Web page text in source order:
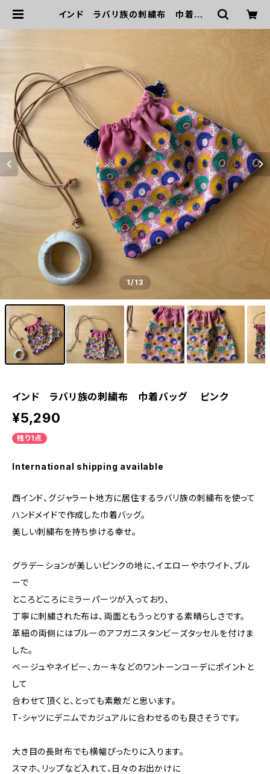
インド ラバリ族の刺繍布 巾着バッ
1/13
インド ラバリ族の刺繍布 巾着バッグ ピンク
¥5,290
残り1点
International shipping available
西インド、グジャラート地方に居住するラバリ族の刺繍布を使って
ハンドメイドで作成した巾着バッグ。
美しい刺繍布を持ち歩ける幸せ。
グラデーションが美しいピンクの地に、イエローやホワイト、ブル
ーで
ところどころにミラーパーツが入っており、
丁寧に刺繍された布は、両面ともうっとりする素晴らしさです。
革紐の両側にはブルーのアフガニスタンビーズタッセルを付けま
した。
ベージュやネイビー、カーキなどのワントーンコーデにポイントと
して
合わせて頂くと、とっても素敵だと思います。
T-シャツにデニムでカジュアルに合わせるのも良さそうです。
大き目の長財布でも横幅ぴったりに入ります。
スマホ、リップなど入れて、日々のお出かけに